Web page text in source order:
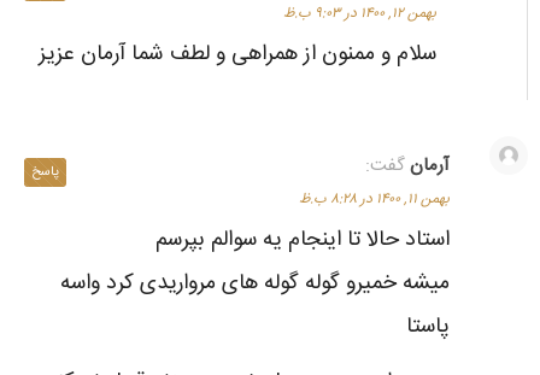
بهمن ۱۲, ۱۴۰۰ در ۹:۰۳ ب.ظ
سلام و ممنون از همراهی و لطف شما آرمان عزیز
آرمانگفت:
بهمن ۱۱, ۱۴۰۰ در ۸:۲۸ ب.ظ
استاد حالا تا اینجام یه سوالم بپرسم
میشه خمیرو گوله گوله های مرواریدی کرد واسه
پاستا
پاسخ